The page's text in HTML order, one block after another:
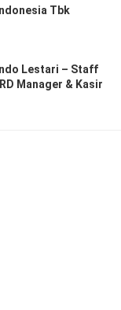
Tbk
Lestari – Staff
Manager & Kasir